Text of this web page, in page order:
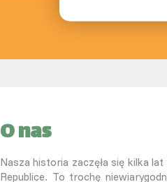
O nas
Nasza historia zaczęła się kilka
Republice. To trochę